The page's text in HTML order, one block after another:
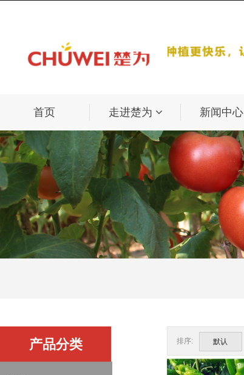
首页 走进楚为 新闻中心
排序: 默认
产品分类